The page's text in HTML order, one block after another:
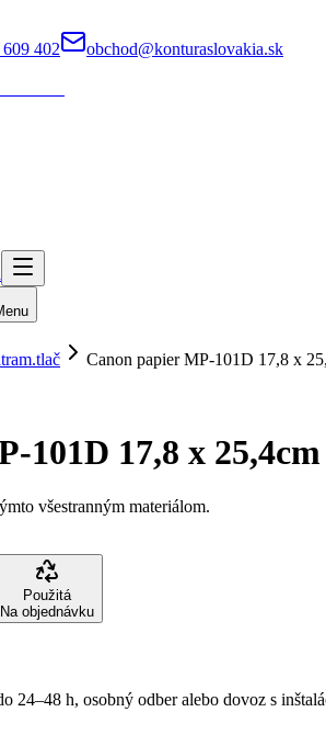
402
obchod@konturaslovakia.sk
Canon papier MP-101D 17,8 x
101D 17,8 x
všestranným materiálom.
Použitá
Na objednávku
24–48 h, osobný odber alebo dovoz s